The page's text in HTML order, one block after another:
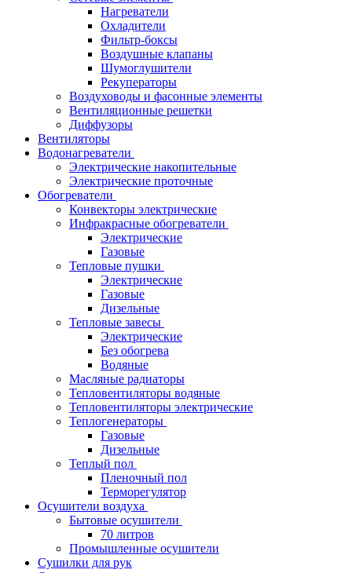
Нагреватели
Охладители
Фильтр-боксы
Воздушные клапаны
Шумоглушители
Рекуператоры
Воздуховоды и фасонные элементы
Вентиляционные решетки
Диффузоры
Вентиляторы
Водонагреватели
Электрические накопительные
Электрические проточные
Обогреватели
Конвекторы электрические
Инфракрасные обогреватели
Электрические
Газовые
Тепловые пушки
Электрические
Газовые
Дизельные
Тепловые завесы
Электрические
Без обогрева
Водяные
Масляные радиаторы
Тепловентиляторы водяные
Тепловентиляторы электрические
Теплогенераторы
Газовые
Дизельные
Теплый пол
Пленочный пол
Терморегулятор
Осушители воздуха
Бытовые осушители
70 литров
Промышленные осушители
Сушилки для рук